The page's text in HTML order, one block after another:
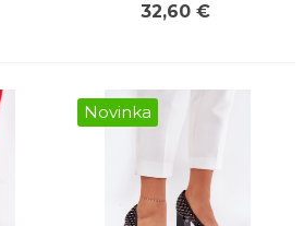
32,60 €
Novinka